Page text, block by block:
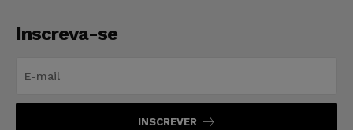
Inscreva-se
INSCREVER